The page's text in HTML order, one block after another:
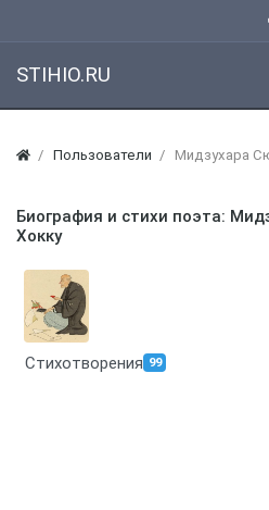
STIHIO.RU
Пользователи Мидзухара
Биография и стихи поэта:
Хокку
Стихотворения 99